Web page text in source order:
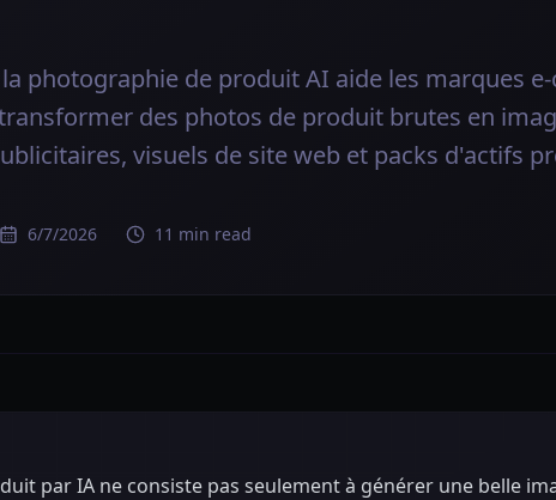
photographie de produit AI aide les marques
des photos de produit brutes en
visuels de site web et packs d'actifs
6/7/2026 11 min read
par IA ne consiste pas seulement à générer une belle